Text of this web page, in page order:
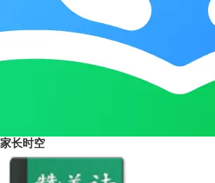
家长时空